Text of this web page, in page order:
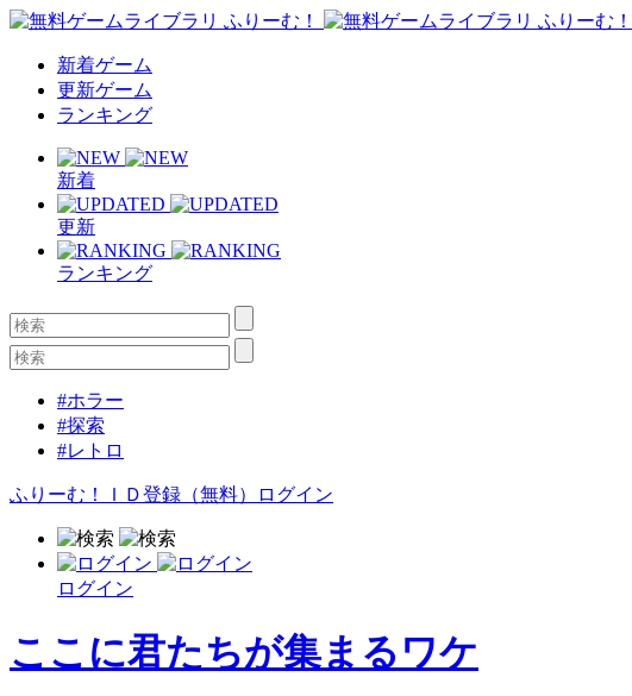
新着ゲーム
更新ゲーム
ランキング
新着
更新
ランキング
#ホラー
#探索
#レトロ
ふりーむ！ＩＤ登録（無料） ログイン
ログイン
ここに君たちが集まるワケ